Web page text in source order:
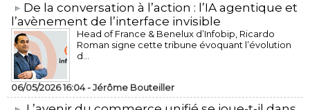
​De la conversation à l’action : l’IA agentique et
l’avènement de l’interface invisible
Head of France & Benelux d’Infobip, Ricardo
Roman signe cette tribune évoquant l’évolution
d...
06/05/2026 16:04 -Jérôme Bouteiller